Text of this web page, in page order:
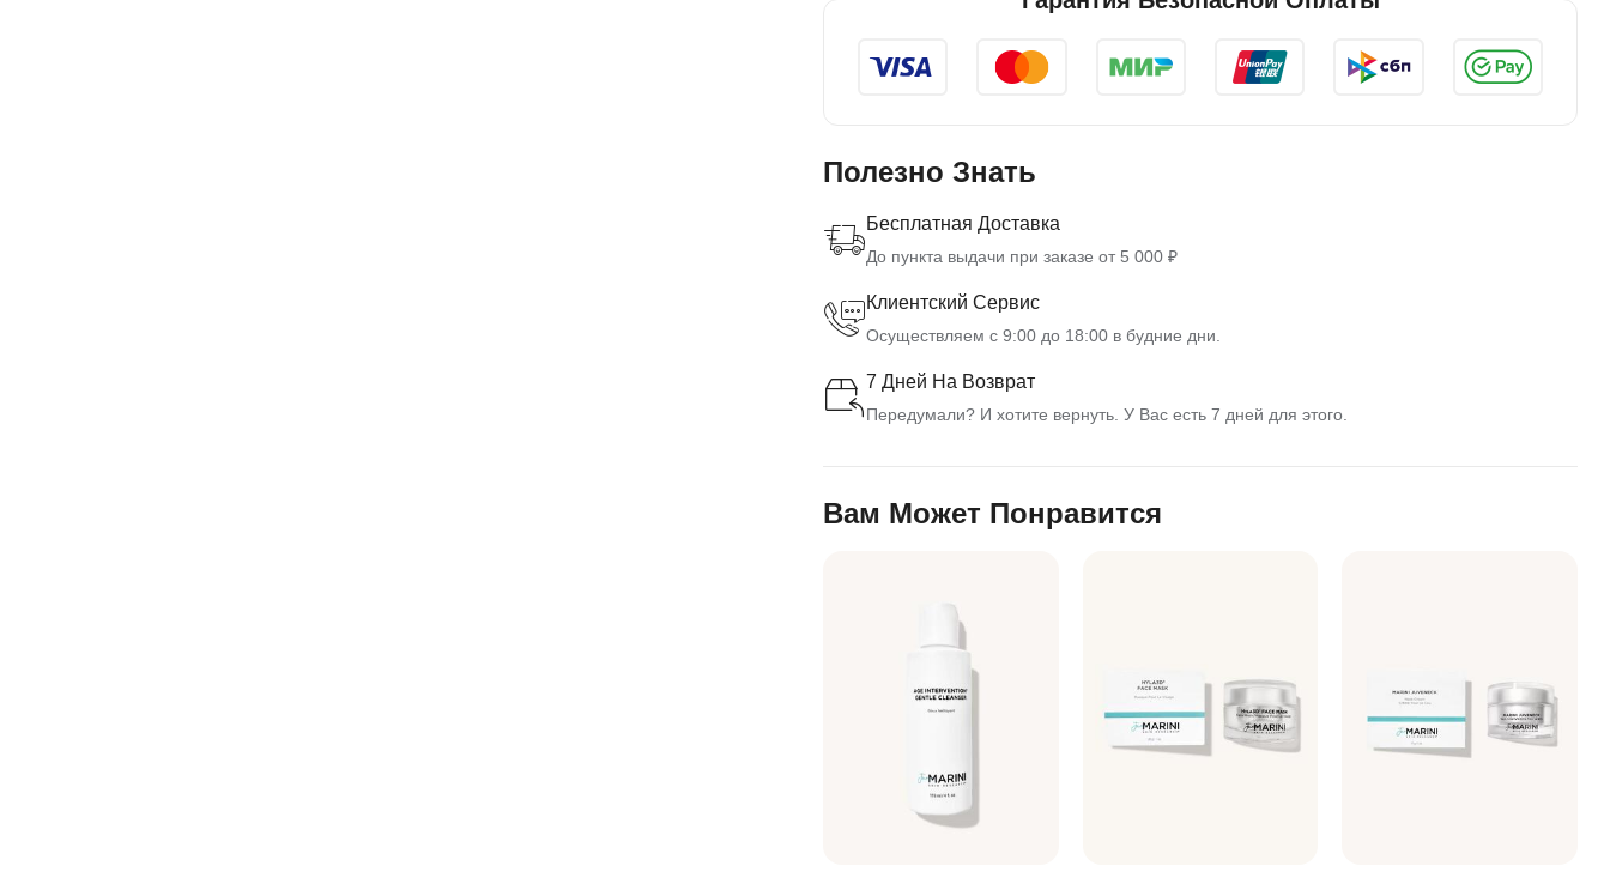
Полезно Знать
Бесплатная Доставка
До пункта выдачи при заказе от 5 000 ₽
Клиентский Сервис
Осуществляем с 9:00 до 18:00 в будние дни.
7 Дней На Возврат
Передумали? И хотите вернуть. У Вас есть 7 дней для этого.
Вам Может Понравится